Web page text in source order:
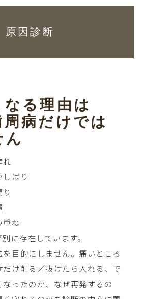
原因診断
る理由は
病だけでは
ん
れ
しばり
重ね
に存在しています。
目的にしません。痛いところ
け削る／抜けたら入れる、で
なったのか、なぜ再発するの